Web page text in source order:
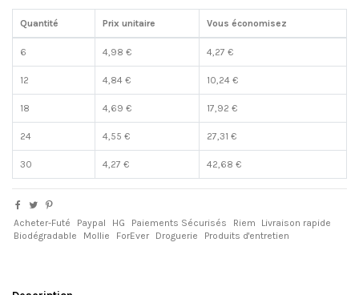
Quantité Prix unitaire Vous économisez
6 4,98 € 4,27 €
12 4,84 € 10,24 €
18 4,69 € 17,92 €
24 4,55 € 27,31 €
30 4,27 € 42,68 €
Acheter-Futé Paypal HG Paiements Sécurisés Riem
Livraison rapide
Biodégradable
Mollie ForEver Droguerie Produits d'entretien